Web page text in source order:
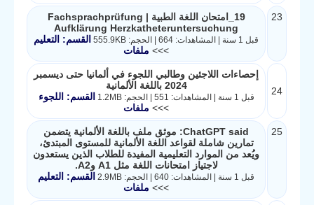
23
19_امتحان اللغة الطبية Fachsprachprüfung |
Aufklärung Herzkatheteruntersuchung
قبل 1 سنة | المشاهدات: 664 | الحجم: 555.9KB
القسم: التعليم
>>> ملفات
24
إحصاءات اللاجئين وطالبي اللجوء في ألمانيا حتى ديسمبر
2024 باللغة الألمانية
قبل 1 سنة | المشاهدات: 551 | الحجم: 1.2MB
القسم: اللجوء
>>> ملفات
25
ChatGPT said: موثق ملف باللغة الألمانية يتضمن
تمارين شاملة لقواعد اللغة الألمانية للمستوى المبتدئ،
ويُعد من الموارد التعليمية المفيدة للطلاب الذين يستعدون
لاجتياز امتحانات اللغة مثل A1 وA2.
قبل 1 سنة | المشاهدات: 640 | الحجم: 2.9MB
القسم: التعليم
>>> ملفات